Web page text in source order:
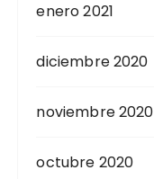
enero 2021
diciembre 2020
noviembre 2020
octubre 2020